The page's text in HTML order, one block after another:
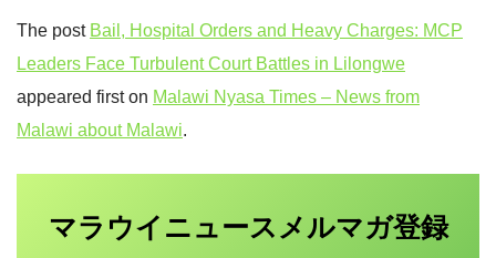
The post Bail, Hospital Orders and Heavy Charges: MCP
Leaders Face Turbulent Court Battles in Lilongwe
appeared first on Malawi Nyasa Times – News from
Malawi about Malawi.
マラウイニュース メルマガ登録